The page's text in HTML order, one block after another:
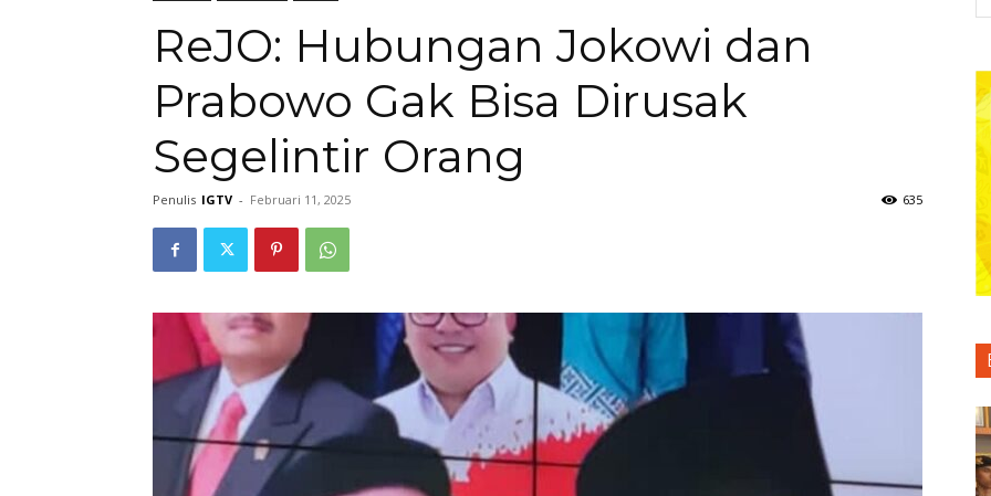
ReJO: Hubungan Jokowi dan
Prabowo Gak Bisa Dirusak
Segelintir Orang
Penulis IGTV - Februari 11, 2025 635